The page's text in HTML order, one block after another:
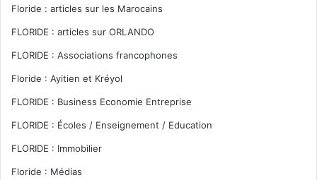
Floride : articles sur les Marocains
FLORIDE : articles sur ORLANDO
FLORIDE : Associations francophones
Floride : Ayitien et Kréyol
FLORIDE : Business Economie Entreprise
FLORIDE : Écoles / Enseignement / Education
FLORIDE : Immobilier
Floride : Médias